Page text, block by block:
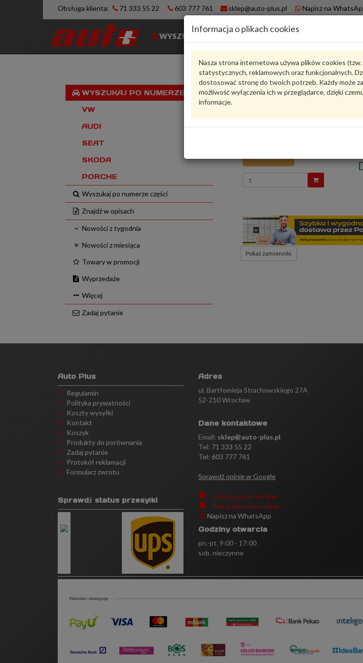
Obsługa klienta: 71 333 55 22 603 777 761 sklep@auto-plus.pl Napisz na
WYSZUKIWARKA
Informacja o plikach cookies
Nasza strona internetowa używa plików cookies
statystycznych, reklamowych oraz funkcjonalnych.
dostosować stronę do twoich potrzeb. Każdy może
możliwość wyłączenia ich w przeglądarce, dzięki
informacje.
WYSZUKAJ PO NUMERZE VIN
VW
AUDI
SEAT
SKODA
PORCHE
Wyszukaj po numerze części
Znajdź w opisach
Nowości z tygodnia
Nowości z miesiąca
Towary w promocji
Wyprzedaże
Więcej
Zadaj pytanie
Karta produktu
VAG - produkt oryginalny VW AUDI SEAT
1 664,19 zł
Wprowadź
ilość
Pokaż zamienniki
Auto Plus
Regulamin
Polityka prywatności
Koszty wysyłki
Kontakt
Koszyk
Produkty do porównania
Zadaj pytanie
Protokół reklamacji
Formularz zwrotu
Sprawdź status przesyłki
Adres
ul. Bartłomieja Strachowskiego 27A
52-210 Wrocław
Dane kontaktowe
Email: sklep@auto-plus.pl
Tel: 71 333 55 22
Tel: 603 777 761
Sprawdź opinie w Google
Zadaj pytanie on-line
Ask a question online
Napisz na WhatsApp
Godziny otwarcia
pn.-pt. 9:00 - 17:00
sob. nieczynne